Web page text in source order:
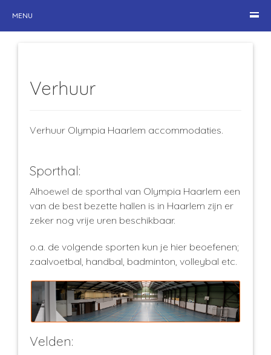
MENU
Verhuur
Verhuur Olympia Haarlem accommodaties.
Sporthal:
Alhoewel de sporthal van Olympia Haarlem een
van de best bezette hallen is in Haarlem zijn er
zeker nog vrije uren beschikbaar.
o.a. de volgende sporten kun je hier beoefenen;
zaalvoetbal, handbal, badminton, volleybal etc.
Velden: